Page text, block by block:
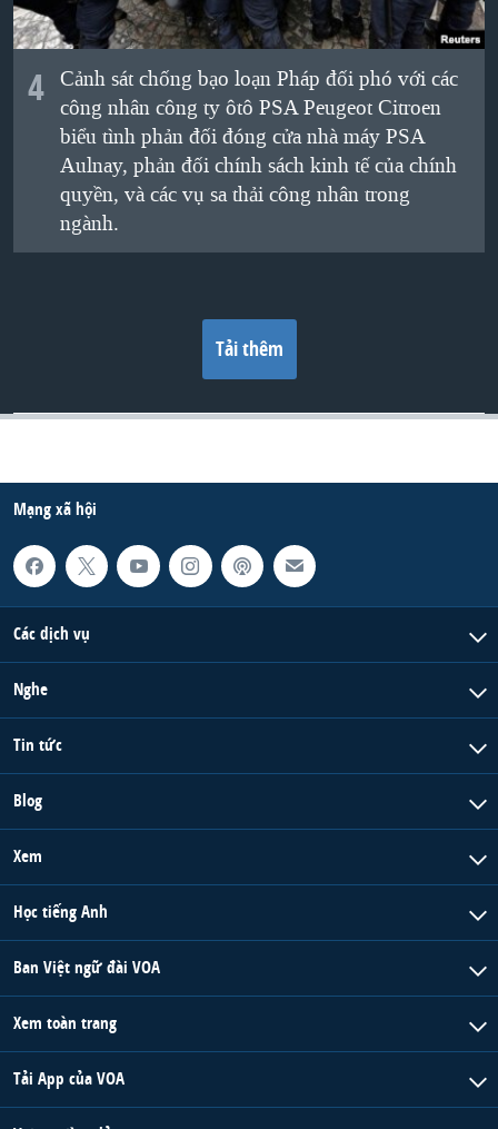
4 Cảnh sát chống bạo loạn Pháp đối phó với các
công nhân công ty ôtô PSA Peugeot Citroen
biểu tình phản đối đóng cửa nhà máy PSA
Aulnay, phản đối chính sách kinh tế của chính
quyền, và các vụ sa thải công nhân trong
ngành.
Tải thêm
Mạng xã hội
Các dịch vụ
Nghe
Tin tức
Blog
Xem
Học tiếng Anh
Ban Việt ngữ đài VOA
Xem toàn trang
Tải App của VOA